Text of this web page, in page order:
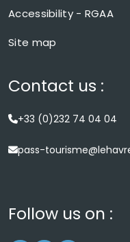
Accessibility - RGAA
Site map
Contact us :
+33 (0)232 74 04 04
pass-
Follow us on :